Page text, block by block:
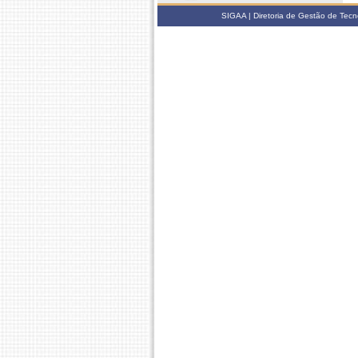
SIGAA | Diretoria de Gestão de